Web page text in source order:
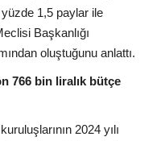
1,5 paylar ile
Başkanlığı
oluştuğunu anlattı.
766 bin liralık bütçe
2024 yılı